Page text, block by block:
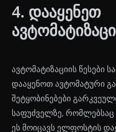
4. დააყენეთ
ავტომატიზაციის წესები
დააყენოთ ავტომატური
შეტყობინებები
საფუძველზე, რომლებსაც
ეს მოიცავს ელფოსტის